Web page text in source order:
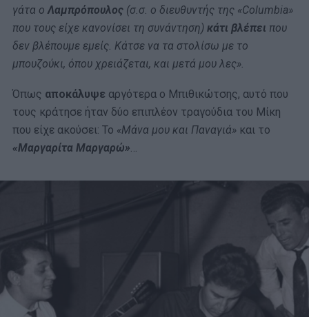
γάτα οΛαμπρόπουλος (σ.σ. ο διευθυντής της «Columbia»
που τους είχε κανονίσει τη συνάντηση) κάτι βλέπει που
δεν βλέπουμε εμείς. Κάτσε να τα στολίσω με το
μπουζούκι, όπου χρειάζεται, και μετά μου λες».
Όπως αποκάλυψε αργότερα ο Μπιθικώτσης, αυτό που
τους κράτησε ήταν δύο επιπλέον τραγούδια του Μίκη
που είχε ακούσει: Το «Μάνα μου και Παναγιά» και το
«Μαργαρίτα Μαργαρώ»…